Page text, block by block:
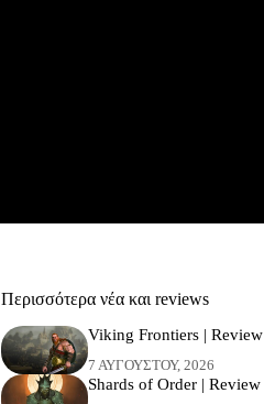
Περισσότερα νέα και reviews
Viking Frontiers | Review
7 ΑΥΓΟΎΣΤΟΥ, 2026
Shards of Order | Review